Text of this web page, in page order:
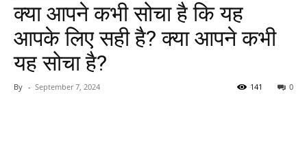
क्या आपने कभी सोचा है कि यह
आपके लिए सही है? क्या आपने कभी
यह सोचा है?
By - September 7, 2024 0
141